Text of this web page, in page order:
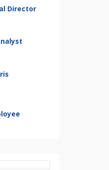
Director